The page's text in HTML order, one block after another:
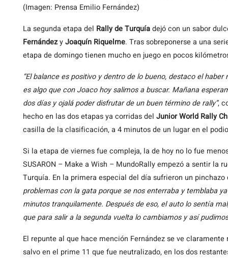
(Imagen: Prensa Emilio Fernández)
La segunda etapa del Rally de Turquíadejó con un sabor
FernándezyJoaquín Riquelme. Tras sobreponerse a una
etapa de domingo tienen mucho en juego en pocos
“El balance es positivo y dentro de lo bueno, destaco el
es algo que con Joaco hoy salimos a buscar. Mañana
dos días y ojalá poder disfrutar de un buen término de rally”,
hecho en las dos etapas ya corridas del Junior World Rally
casilla de la clasificación, a 4 minutos de un lugar en el
Si la etapa de viernes fue compleja, la de hoy no lo fue
SUSARON – Make a Wish – MundoRally empezó a sentir la
Turquía. En la primera especial del día sufrieron un
problemas con la gata porque se nos enterraba y temblaba
minutos tranquilamente. Después de eso, el auto lo sentía
que para salir a la segunda vuelta lo cambiamos y así
El repunte al que hace mención Fernández se ve
salvo en el prime 11 que fue neutralizado, en los dos